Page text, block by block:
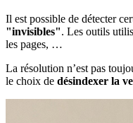
Il est possible de détecter
"invisibles". Les outils
les pages, …
La résolution n’est pas
le choix de désindexer la